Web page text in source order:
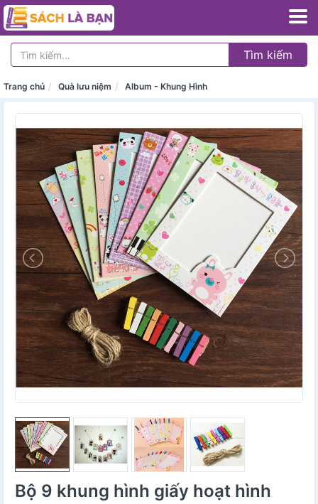
Tìm kiếm
Trang chủ Quà lưu niệm Album - Khung Hình
Bộ 9 khung hình giấy hoạt hình